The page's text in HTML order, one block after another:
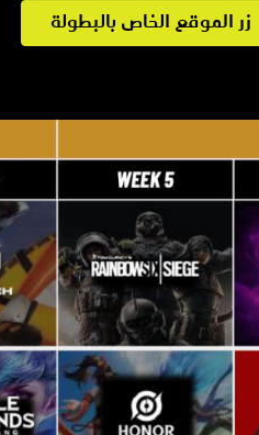
زر الموقع الخاص بالبطولة